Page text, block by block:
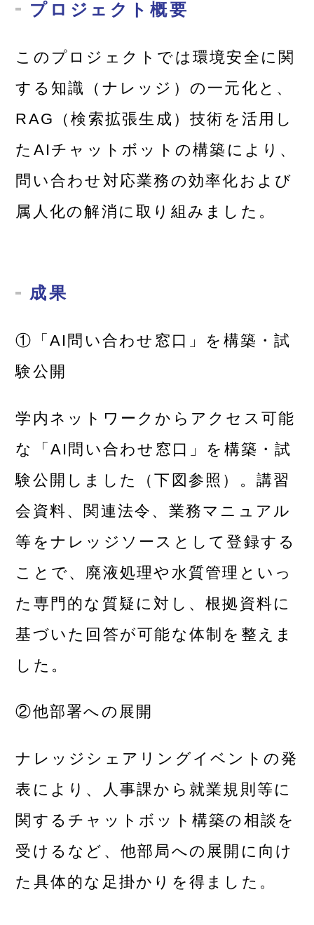
プロジェクト概要
このプロジェクトでは環境安全に関
する知識（ナレッジ）の一元化と、
RAG（検索拡張生成）技術を活用し
たAIチャットボットの構築により、
問い合わせ対応業務の効率化および
属人化の解消に取り組みました。
成果
①「AI問い合わせ窓口」を構築・試
験公開
学内ネットワークからアクセス可能
な「AI問い合わせ窓口」を構築・試
験公開しました（下図参照）。講習
会資料、関連法令、業務マニュアル
等をナレッジソースとして登録する
ことで、廃液処理や水質管理といっ
た専門的な質疑に対し、根拠資料に
基づいた回答が可能な体制を整えま
した。
②他部署への展開
ナレッジシェアリングイベントの発
表により、人事課から就業規則等に
関するチャットボット構築の相談を
受けるなど、他部局への展開に向け
た具体的な足掛かりを得ました。